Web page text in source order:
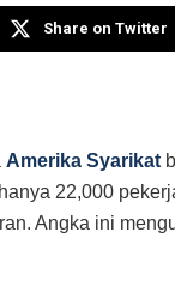
Share on Twitter
Amerika Syarikat
22,000
Angka ini